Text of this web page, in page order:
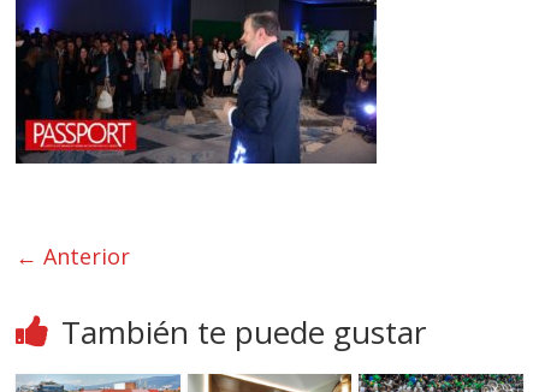
← Anterior
También te puede gustar